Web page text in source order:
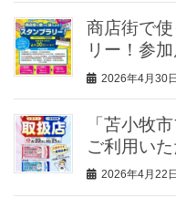
商店街で
リー！参
2026年4月30日
「苫小牧
ご利用いた
2026年4月22日